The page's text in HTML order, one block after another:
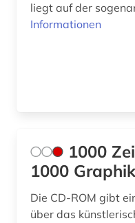
bild motiv (1)
bildende kunst (9)
liegt auf der
Informationen
1000
1000
Die CD-ROM gibt
über das